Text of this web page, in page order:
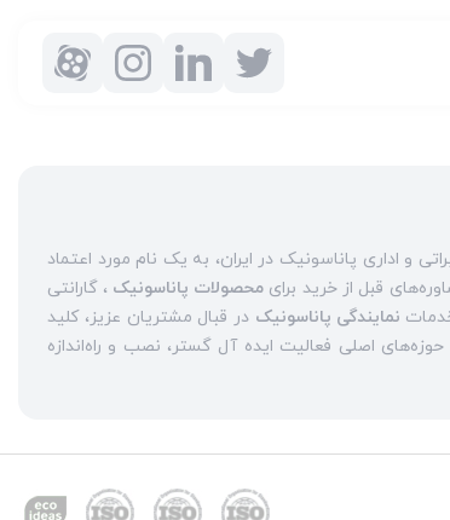
شرکت ایده آل گستر با سابقه دو دهه فعالیت به عنوان مرکز مجاز محصولات مخابراتی و اداری پاناسونیک در ایران، به یک نام مورد اعتماد
محصولات پاناسونیک ، گارانتی
نمایندگی پاناسونیک در قبال مشتریان عزیز، کلید
واژه‌های سربلندی ایده آل گستر در میان همراهان خود محسوب می‌شوند. یکی از حوزه‌های اصلی فعالیت ایده آل گستر، نصب و راه‌اندازه
تعمیرات تلفن پاناسونیک در تهران است.
تعمیر تلفن